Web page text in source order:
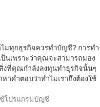
มทุกธุรกิจควรทำบัญชี? การทำ
นเพราะว่าคุณจะสามารถมอง
งที่คุณกำลังลงทุนทำธุรกิจนั้นๆ
าคำตอบว่าทำไมเราถึงต้องใช้